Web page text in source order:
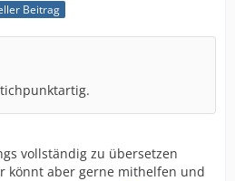
Beitrag
vollständig zu übersetzen
könnt aber gerne mithelfen und